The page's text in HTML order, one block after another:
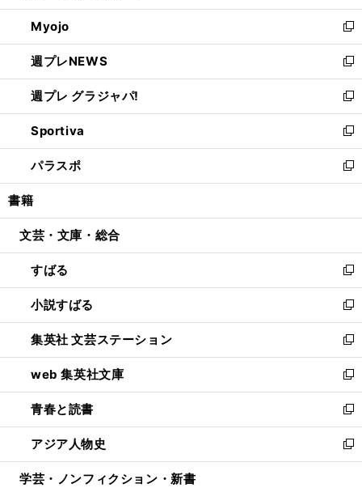
開
く
ウ
で
開
く
ン
ド
ウ
で
開
く
ウ
ィ
ン
ド
ウ
で
開
く
Myojo
新
し
い
ウ
ィ
ン
ド
ウ
で
開
週プレNEWS
新
し
い
ウ
ィ
ン
ド
ウ
開
週プレ グラジャパ!
新
し
い
ウ
ィ
ン
ウ
開
く
Sportiva
新
し
い
ウ
ン
ウ
で
開
く
パラスポ
新
し
ウ
ン
ド
ウ
で
開
く
書籍
文芸・文庫・総合
すばる
新
し
い
ウ
ィ
ン
ド
ウ
で
開
く
小説すばる
新
し
い
ウ
ィ
ン
ド
ウ
で
開
集英社 文芸ステーション
新
し
い
ウ
ィ
ン
ド
ウ
web 集英社文庫
新
し
い
ウ
ィ
ン
青春と読書
新
し
い
ウ
アジア人物史
新
し
学芸・ノンフィクション・新書